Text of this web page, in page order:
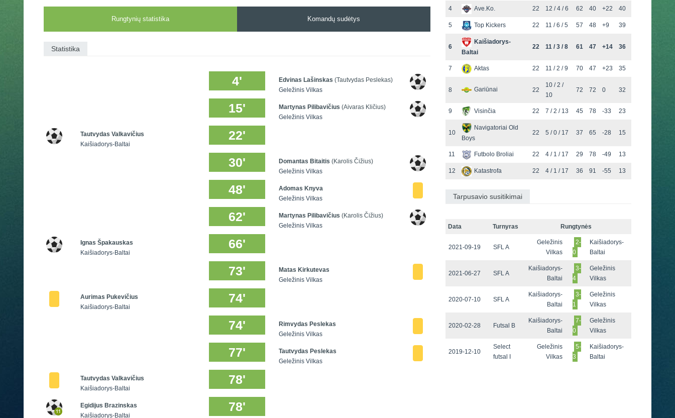
Rungtynių statistika Komandų sudėtys
Statistika
4' Edvinas Lašinskas (Tautvydas Peslekas)
Geležinis Vilkas
15' Martynas Pilibavičius (Aivaras Kličius)
Geležinis Vilkas
Tautvydas Valkavičius
Kaišiadorys-Baltai
22'
30'
Domantas Bitaitis (Karolis Čižius)
Geležinis Vilkas
48'
Adomas Knyva
Geležinis Vilkas
62' Martynas Pilibavičius (Karolis Čižius)
Geležinis Vilkas
Ignas Špakauskas
Kaišiadorys-Baltai
66'
73'
Matas Kirkutevas
Geležinis Vilkas
Aurimas Pukevičius
Kaišiadorys-Baltai
74'
74'
Rimvydas Peslekas
Geležinis Vilkas
77'
Tautvydas Peslekas
Geležinis Vilkas
Tautvydas Valkavičius
Kaišiadorys-Baltai
78'
Egidijus Brazinskas
Kaišiadorys-Baltai
78'
4 Ave.Ko. 22 12 / 4 / 6 62 40 +22 40
5 Top Kickers 22 11 / 6 / 5 57 48 +9 39
6
Kaišiadorys-
Baltai
22 11 / 3 / 8 61 47 +14 36
7 Aktas 22 11 / 2 / 9 70 47 +23 35
8 Gariūnai 22
10 / 2 /
10
72 72 0 32
9 Visinčia 22 7 / 2 / 13 45 78 -33 23
10
Navigatoriai Old
Boys
22 5 / 0 / 17 37 65 -28 15
11 Futbolo Broliai 22 4 / 1 / 17 29 78 -49 13
12 Katastrofa 22 4 / 1 / 17 36 91 -55 13
Tarpusavio susitikimai
Data Turnyras Rungtynės
2021-09-19 SFL A
Geležinis
Vilkas
2-
0
Kaišiadorys-
Baltai
2021-06-27 SFL A
Kaišiadorys-
Baltai
3-
4
Geležinis
Vilkas
2020-07-10 SFL A
Kaišiadorys-
Baltai
3-
1
Geležinis
Vilkas
2020-02-28 Futsal B
Kaišiadorys-
Baltai
7-
0
Geležinis
Vilkas
2019-12-10
Select
futsal I
Geležinis
Vilkas
5-
3
Kaišiadorys-
Baltai